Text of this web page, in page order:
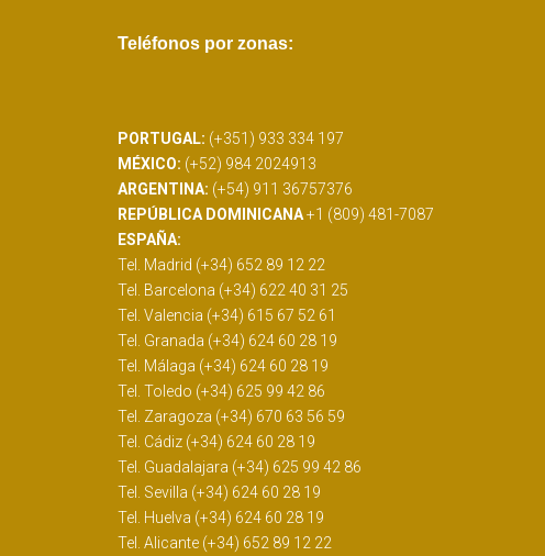
Teléfonos por zonas:
PORTUGAL: (+351) 933 334 197
MÉXICO: (+52) 984 2024913
ARGENTINA: (+54) 911 36757376
REPÚBLICA DOMINICANA+1 (809) 481-7087
ESPAÑA:
Tel. Madrid (+34) 652 89 12 22
Tel. Barcelona (+34) 622 40 31 25
Tel. Valencia (+34) 615 67 52 61
Tel. Granada (+34) 624 60 28 19
Tel. Málaga (+34) 624 60 28 19
Tel. Toledo (+34) 625 99 42 86
Tel. Zaragoza (+34) 670 63 56 59
Tel. Cádiz (+34) 624 60 28 19
Tel. Guadalajara (+34) 625 99 42 86
Tel. Sevilla (+34) 624 60 28 19
Tel. Huelva (+34) 624 60 28 19
Tel. Alicante (+34) 652 89 12 22